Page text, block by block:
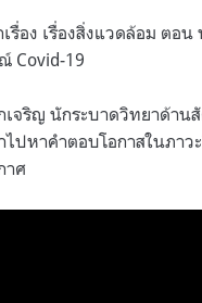
รื่อง เรื่องสิ่งแวดล้อม ตอ
Covid-19
จริญ นักระบาดวิทยาด้า
ปหาคำตอบโอกาสในภา
าศ